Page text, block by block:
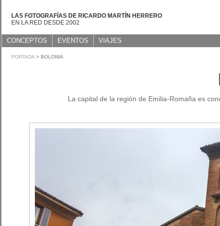
LAS FOTOGRAFÍAS DE RICARDO MARTÍN HERRERO
EN LA RED DESDE 2002
CONCEPTOS EVENTOS VIAJES
PORTADA > BOLONIA
La capital de la región de Emilia-Romaña es